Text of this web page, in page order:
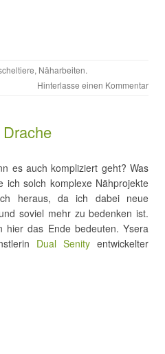
, Näharbeiten.
Hinterlasse einen Kommentar
es auch kompliziert geht? Was
ich solch komplexe Nähprojekte
heraus, da ich dabei neue
soviel mehr zu bedenken ist.
hier das Ende bedeuten. Ysera
Dual Senity entwickelter